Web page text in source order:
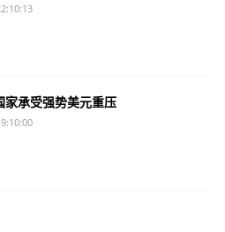
家承受强势美元重压